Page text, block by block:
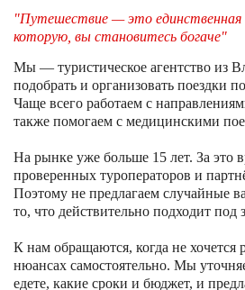
"Путешествие — это единственная
которую, вы становитесь богаче"
Мы — туристическое агентство из
подобрать и организовать поездки
Чаще всего работаем с
также помогаем с медицинскими
На рынке уже больше 15 лет. За это
проверенных туроператоров и
Поэтому не предлагаем случайные
то, что действительно подходит под
К нам обращаются, когда не хочется
нюансах самостоятельно. Мы
едете, какие сроки и бюджет, и